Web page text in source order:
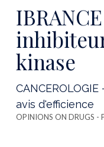
kinase
avis d'efficience
OPINIONS ON DRUGS -